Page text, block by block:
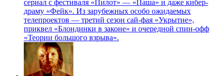
сериал с фестиваля «Пилот» — «Паша» и даже кибер-
драму «Фейк». Из зарубежных особо ожидаемых
телепроектов — третий сезон сай-фая «Укрытие»,
приквел «Блондинки в законе» и очередной спин-офф
«Теории большого взрыва».